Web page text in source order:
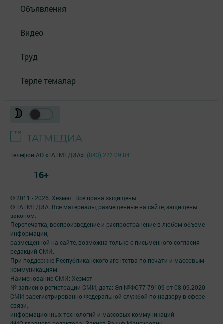
Объявления
Видео
Труд
Төрле темалар
© 2011 - 2026. Хезмәт. Все права защищены.
© ТАТМЕДИА. Все материалы, размещенные на сайте, защищены
законом.
Перепечатка, воспроизведение и распространение в любом объеме
информации,
размещенной на сайте, возможна только с письменного согласия
редакций СМИ.
При поддержке Республиканского агентства по печати и массовым
коммуникациям.
Наименование СМИ: Хезмәт
№ записи о регистрации СМИ, дата: Эл №ФС77-79109 от 08.09.2020
СМИ зарегистрированно Федеральной службой по надзору в сфере
связи,
информационных технологий и массовых коммуникаций
Телефон АО «ТАТМЕДИА»: (843) 222 09 84
16+